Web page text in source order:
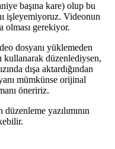
başına kare) olup bu
işleyemiyoruz. Videonun
olması gerekiyor.
dosyanı yüklemeden
kullanarak düzenlediysen,
dışa aktardığından
mümkünse orijinal
öneririz.
yazılımının